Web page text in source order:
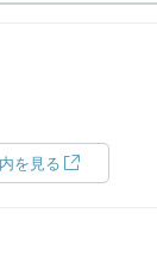
を見る